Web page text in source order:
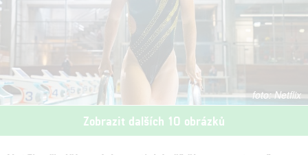
Netflix
Zobrazit dalších 10 obrázků